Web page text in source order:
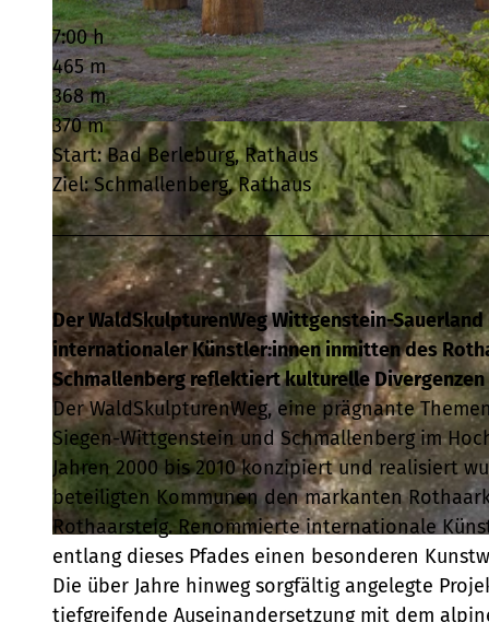
© Klaus-Peter Kappest, Schmallenberger Sauerland Tourismus, Klaus-Peter Kappest | CC-BY-SA
7:00 h
465 m
368 m
370 m
Start: Bad Berleburg, Rathaus
Ziel: Schmallenberg, Rathaus
Der WaldSkulpturenWeg Wittgenstein-
internationaler Künstler:innen inmitten des
Schmallenberg reflektiert kulturelle
Der WaldSkulpturenWeg, eine prägnante
Siegen-Wittgenstein und Schmallenberg im
Jahren 2000 bis 2010 konzipiert und realisiert
beteiligten Kommunen den markanten
Rothaarsteig. Renommierte internationale
entlang dieses Pfades einen besonderen
Die über Jahre hinweg sorgfältig angelegte
tiefgreifende Auseinandersetzung mit dem